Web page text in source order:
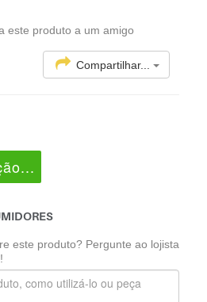
este produto a um amigo
Compartilhar...
este produto? Pergunte ao lojista